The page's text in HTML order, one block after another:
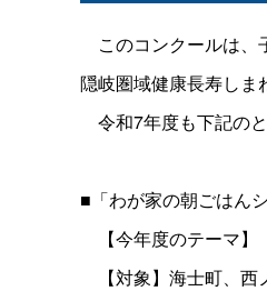
このコンクールは、
隠岐圏域健康長寿しま
令和7年度も下記の
■「わが家の朝ごはん
【今年度のテーマ】
【対象】海士町、西